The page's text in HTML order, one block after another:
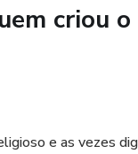
criou
e as vezes